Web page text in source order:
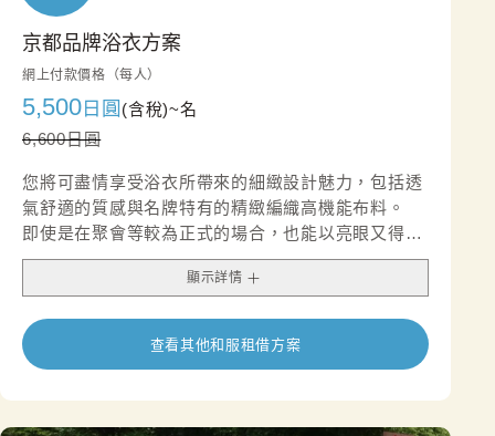
京都品牌浴衣方案
網上付款價格（每人）
5,500 日圓 (含稅)~名
6,600日圓
您將可盡情享受浴衣所帶來的細緻設計魅力，包括透
氣舒適的質感與名牌特有的精緻編織高機能布料。
即使是在聚會等較為正式的場合，也能以亮眼又得體
的穿搭，展現您獨特的品味與風采。
顯示詳情
查看其他和服租借方案